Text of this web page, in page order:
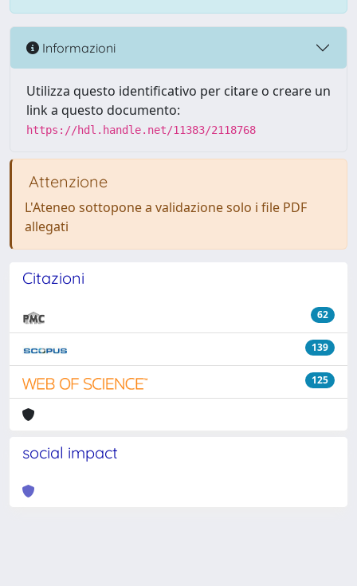
Informazioni
Utilizza questo identificativo per citare o creare un
link a questo documento:
https://hdl.handle.net/11383/2118768
Attenzione
L'Ateneo sottopone a validazione solo i file PDF
allegati
Citazioni
62
139
125
social impact